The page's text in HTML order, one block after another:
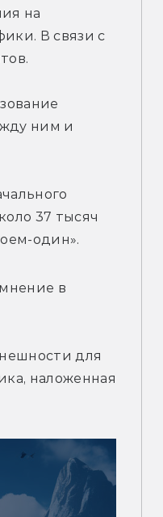
на
В связи с
ним и
37 тысяч
один».
в
для
наложенная